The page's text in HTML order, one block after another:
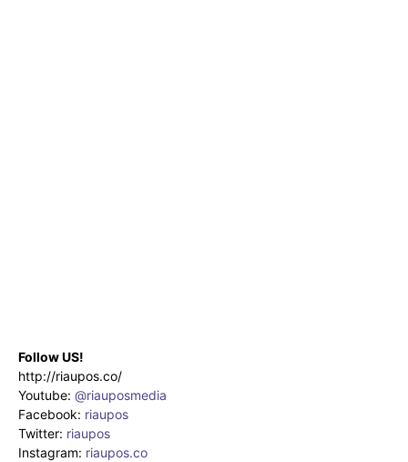
Follow US!
http://riaupos.co/
Youtube: @riauposmedia
Facebook: riaupos
Twitter: riaupos
Instagram: riaupos.co